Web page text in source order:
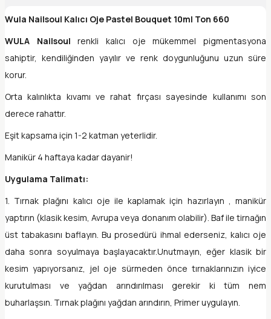
Wula Nailsoul Kalıcı Oje Pastel Bouquet 10ml Ton 660
WULA Nailsoul renkli kalıcı oje mükemmel pigmentasyona
sahiptir, kendiliğinden yayılır ve renk doygunluğunu uzun süre
korur.
Orta kalınlıkta kıvamı ve rahat fırçası sayesinde kullanımı son
derece rahattır.
Eşit kapsama için 1-2 katman yeterlidir.
Manikür 4 haftaya kadar dayanir!
Uygulama Talimatı:
1. Tırnak plağını kalıcı oje ile kaplamak için hazırlayın , manikür
yaptırın (klasik kesim, Avrupa veya donanım olabilir). Baf ile tirnağın
üst tabakasını baflayın. Bu prosedürü ihmal ederseniz, kalıcı oje
daha sonra soyulmaya başlayacaktır.Unutmayın, eğer klasik bir
kesim yapıyorsanız, jel oje sürmeden önce tırnaklarınızın iyice
kurutulması ve yağdan arındırılması gerekir ki tüm nem
buharlaşsın. Tırnak plağını yağdan arındırın, Primer uygulayın.